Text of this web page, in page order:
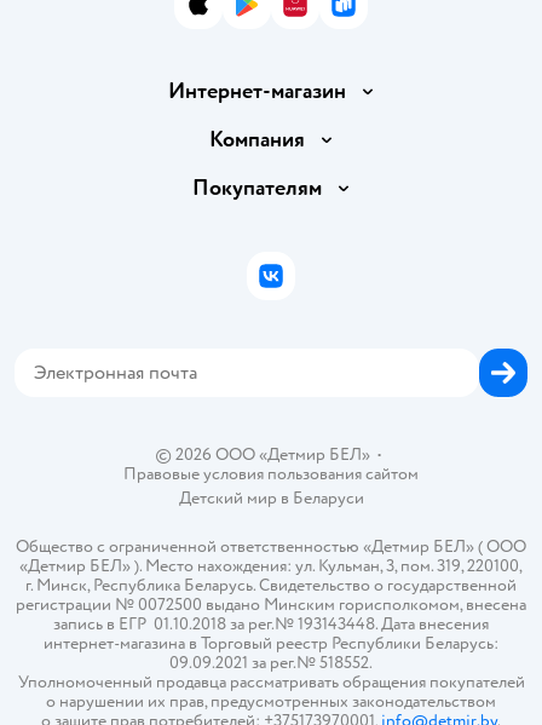
App StoreGoogle Play
AppGallery
RuStore
Интернет-магазин
Доставка и оплата
Правила продажи
Политика использования файлов cookie
Компания
Вакансии
Покупателям
Бонусные карты
© 2026 ООО «Детмир БЕЛ»•
Правовые условия пользования сайтом
Детский мир в Беларуси
Общество с ограниченной ответственностью «Детмир БЕЛ» ( ООО
«Детмир БЕЛ» ). Место нахождения: ул. Кульман, 3, пом. 319, 220100,
г. Минск, Республика Беларусь. Свидетельство о государственной
регистрации № 0072500 выдано Минским горисполкомом, внесена
запись в ЕГР 01.10.2018 за рег.№ 193143448. Дата внесения
интернет-магазина в Торговый реестр Республики Беларусь:
09.09.2021 за рег.№ 518552.
Уполномоченный продавца рассматривать обращения покупателей
о нарушении их прав, предусмотренных законодательством
о защите прав потребителей: +375173970001,info@detmir.by.
ВКонтакте